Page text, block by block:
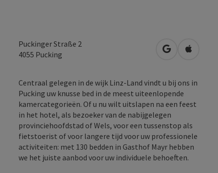
Puckinger Straße 2
4055 Pucking Openen in
Centraal gelegen in de wijk Linz-Land vindt u bij ons in
Pucking uw knusse bed in de meest uiteenlopende
kamercategorieën. Of u nu wilt uitslapen na een feest
in het hotel, als bezoeker van de nabijgelegen
provinciehoofdstad of Wels, voor een tussenstop als
fietstoerist of voor langere tijd voor uw professionele
activiteiten: met 130 bedden in Gasthof Mayr hebben
we het juiste aanbod voor uw individuele behoeften.